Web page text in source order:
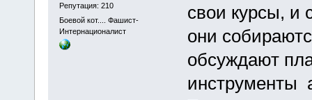
Репутация: 210
Боевой кот.... Фашист-
Интернационалист
свои курсы, и
они
обсуждают
инструменты